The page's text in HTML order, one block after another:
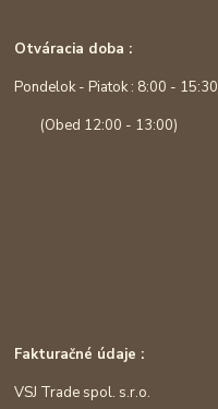
Otváracia doba :
Pondelok - Piatok : 8:00 - 15:30
(Obed 12:00 - 13:00)
Fakturačné údaje :
VSJ Trade spol. s.r.o.